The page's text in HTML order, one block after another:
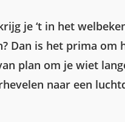
je ‘t in het
Dan is het prima om
plan om je wiet
naar een